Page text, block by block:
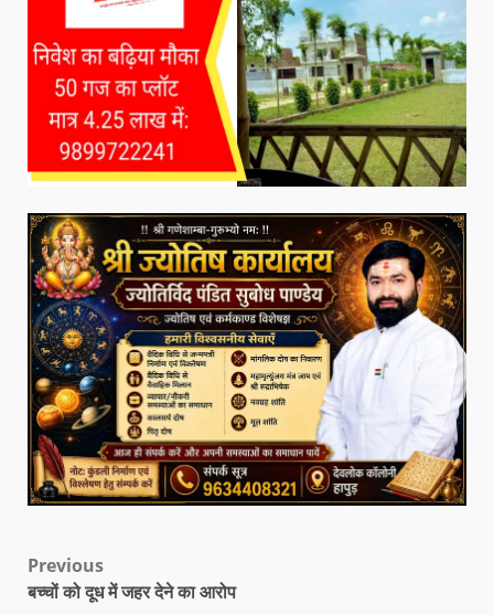
Previous
बच्चों को दूध में जहर देने का आरोप